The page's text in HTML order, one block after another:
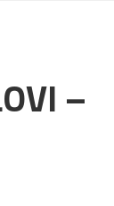
–